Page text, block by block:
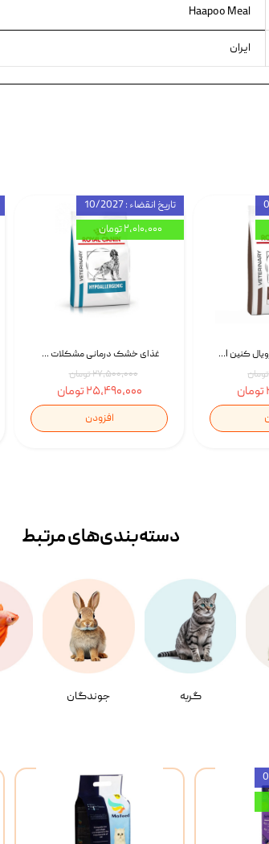
Haapoo Meal
ایران
غذای خشک درمانی مشکلات گوارشی سگ رویال کنین Royal Canin Hypoallergenic وزن 7 کیلوگرم | پت استوک
۲۷,۵۰۰,۰۰۰ تومان
۲۵,۴۹۰,۰۰۰ تومان
افزودن
تاریخ انقضاء : 10/2027
۲,۰۱۰,۰۰۰ تومان
غذای خشک سگ رویال کنین Royal Canin Gastrointestinal وزن 7.5 کیلوگرم | پت استوک
گربه جوندگان
دسته‌بندی‌‌های مرتبط